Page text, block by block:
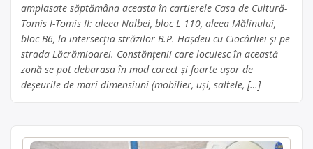
amplasate săptămâna aceasta în cartierele Casa de Cultură-
Tomis I-Tomis II: aleea Nalbei, bloc L 110, aleea Mălinului,
bloc B6, la intersecția străzilor B.P. Hașdeu cu Ciocârliei și pe
strada Lăcrămioarei. Constănțenii care locuiesc în această
zonă se pot debarasa în mod corect și foarte ușor de
deșeurile de mari dimensiuni (mobilier, uși, saltele, […]